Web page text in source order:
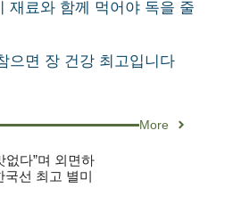
재료와 함께 먹어야 독을 줄
으면 장 건강 최고입니다
More
없다”며 외면하
선 최고 별미